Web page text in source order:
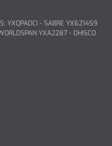
YXQPADCI - SABRE YX621459
YXA2287 - DHISCO